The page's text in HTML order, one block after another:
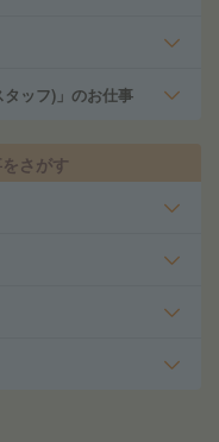
タッフ)」のお仕事
さがす